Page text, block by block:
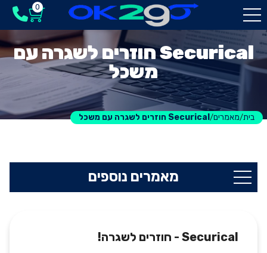
0
Securical חוזרים לשגרה עם
משכל
בית/מאמרים/ Securical חוזרים לשגרה עם משכל
מאמרים נוספים
Securical - חוזרים לשגרה!